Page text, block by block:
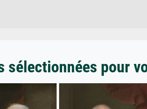
pour